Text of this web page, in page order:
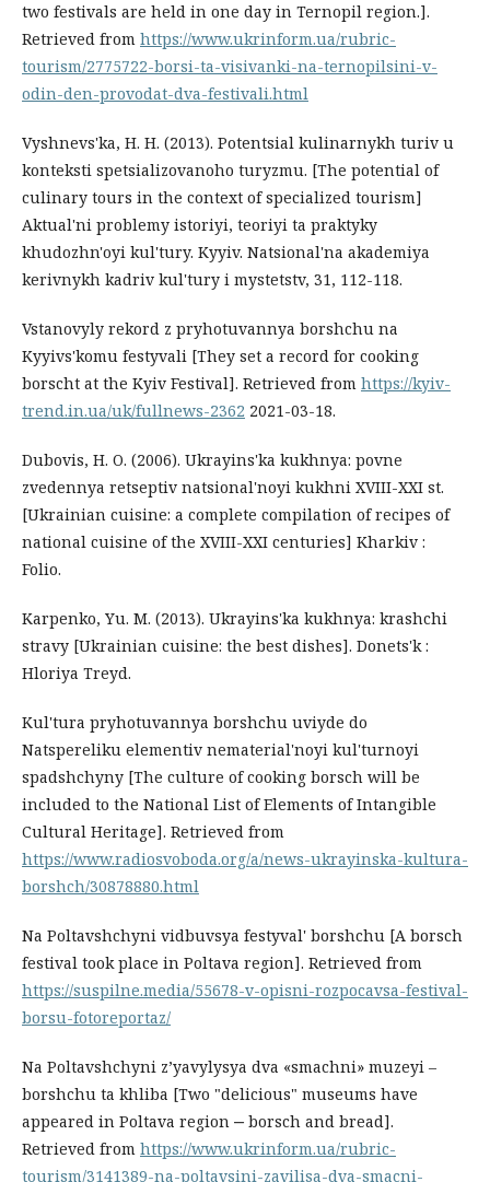
two festivals are held in one day in Ternopil region.].
Retrieved from https://www.ukrinform.ua/rubric-
tourism/2775722-borsi-ta-visivanki-na-ternopilsini-v-
odin-den-provodat-dva-festivali.html
Vyshnevs'ka, H. H. (2013). Potentsial kulinarnykh turiv u
konteksti spetsializovanoho turyzmu. [The potential of
culinary tours in the context of specialized tourism]
Aktual'ni problemy istoriyi, teoriyi ta praktyky
khudozhn'oyi kul'tury. Kyyiv. Natsional'na akademiya
kerivnykh kadriv kul'tury i mystetstv, 31, 112-118.
Vstanovyly rekord z pryhotuvannya borshchu na
Kyyivs'komu festyvali [They set a record for cooking
borscht at the Kyiv Festival]. Retrieved from https://kyiv-
trend.in.ua/uk/fullnews-2362 2021-03-18.
Dubovis, H. O. (2006). Ukrayins'ka kukhnya: povne
zvedennya retseptiv natsional'noyi kukhni XVIII-XXI st.
[Ukrainian cuisine: a complete compilation of recipes of
national cuisine of the XVIII-XXI centuries] Kharkiv :
Folio.
Karpenko, Yu. M. (2013). Ukrayins'ka kukhnya: krashchi
stravy [Ukrainian cuisine: the best dishes]. Donets'k :
Hloriya Treyd.
Kul'tura pryhotuvannya borshchu uviyde do
Natspereliku elementiv nematerial'noyi kul'turnoyi
spadshchyny [The culture of cooking borsch will be
included to the National List of Elements of Intangible
Cultural Heritage]. Retrieved from
https://www.radiosvoboda.org/a/news-ukrayinska-kultura-
borshch/30878880.html
Na Poltavshchyni vidbuvsya festyval' borshchu [A borsch
festival took place in Poltava region]. Retrieved from
https://suspilne.media/55678-v-opisni-rozpocavsa-festival-
borsu-fotoreportaz/
Na Poltavshchyni z’yavylysya dva «smachni» muzeyi –
borshchu ta khliba [Two "delicious" museums have
appeared in Poltava region ‒ borsch and bread].
Retrieved from https://www.ukrinform.ua/rubric-
tourism/3141389-na-poltavsini-zavilisa-dva-smacni-